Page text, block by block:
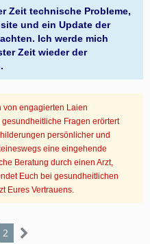
Zeit technische Probleme,
und ein Update der
Ich werde mich
Zeit wieder der
von engagierten Laien
Fragen erörtert
persönlicher und
eine eingehende
Beratung durch einen Arzt,
Euch bei gesundheitlichen
Eures Vertrauens.
2